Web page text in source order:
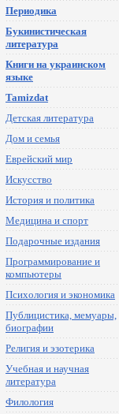
Периодика
Букинистическая
литература
Книги на украинском
языке
Tamizdat
Детская литература
Дом и семья
Еврейский мир
Искусство
История и политика
Медицина и спорт
Подарочные издания
Программирование и
компьютеры
Психология и экономика
Публицистика, мемуары,
биографии
Религия и эзотерика
Учебная и научная
литература
Филология